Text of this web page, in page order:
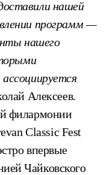
нашей
программ —
нашего
Алексеев.
филармонии
Classic Fest
впервые
Чайковского